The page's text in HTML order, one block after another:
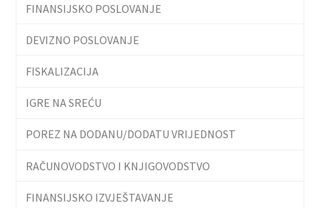
FINANSIJSKO POSLOVANJE
DEVIZNO POSLOVANJE
FISKALIZACIJA
IGRE NA SREĆU
POREZ NA DODANU/DODATU VRIJEDNOST
RAČUNOVODSTVO I KNJIGOVODSTVO
FINANSIJSKO IZVJEŠTAVANJE